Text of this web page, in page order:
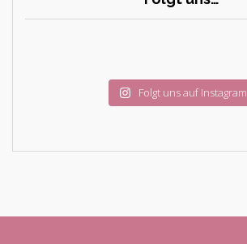
Folgt uns auf Instagram